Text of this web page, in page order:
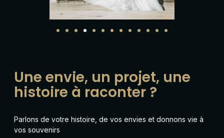
Une envie, un projet, une
histoire à raconter ?
Parlons de votre histoire, de vos envies et donnons vie à
vos souvenirs